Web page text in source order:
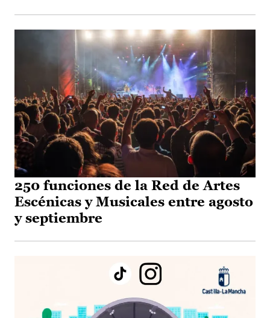
250 funciones de la Red de Artes
Escénicas y Musicales entre agosto
y septiembre